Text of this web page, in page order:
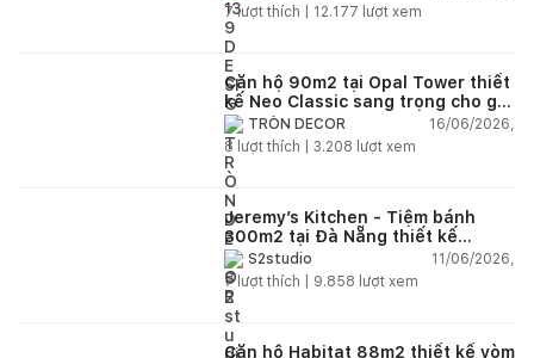
7lượt thích | 12.177 lượt xem
Căn hộ 90m2 tại Opal Tower thiết
kế Neo Classic sang trọng cho gia
đình trẻ
TRÒN DECOR
16/06/2026,
8 lượt thích | 3.208 lượt xem
Jeremy’s Kitchen - Tiệm bánh
300m2 tại Đà Nẵng thiết kế
phong cách công nghiệp hiện đại
ngập tràn ánh sáng tự nhiên
S2studio
11/06/2026,
7lượt thích | 9.858 lượt xem
Căn hộ Habitat 88m2 thiết kế vòm